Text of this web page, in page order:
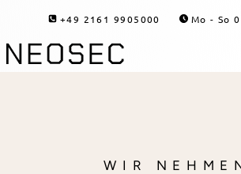
springen
+49 2161 9905000 Mo - So
WIR